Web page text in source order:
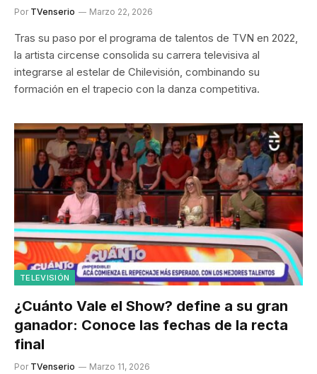
Por TVenserio Marzo 22, 2026
Tras su paso por el programa de talentos de TVN en 2022,
la artista circense consolida su carrera televisiva al
integrarse al estelar de Chilevisión, combinando su
formación en el trapecio con la danza competitiva.
TELEVISIÓN
¿Cuánto Vale el Show? define a su gran
ganador: Conoce las fechas de la recta
final
Por TVenserio Marzo 11, 2026